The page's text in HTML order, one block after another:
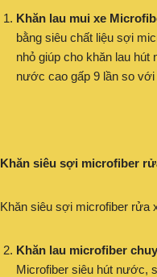
Khăn lau mui xe
bằng siêu chất liệu sợi
nhỏ giúp cho khăn lau
nước cao gấp 9 lần so
Khăn siêu sợi microfiber
Khăn siêu sợi microfiber rửa
Khăn lau microfiber
Microfiber siêu hút nước,